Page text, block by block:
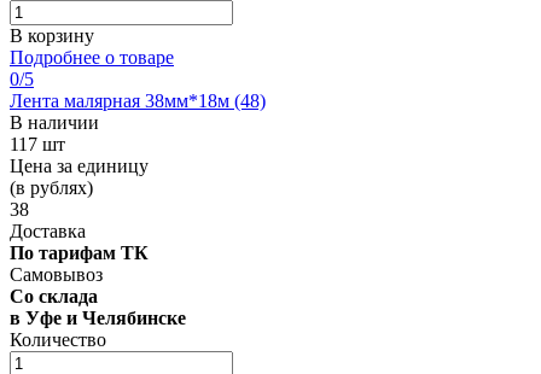
В корзину
Подробнее о товаре
0/5
Лента малярная 38мм*18м (48)
В наличии
117 шт
Цена за единицу
(в рублях)
38
Доставка
По тарифам ТК
Самовывоз
Со склада
в Уфе и Челябинске
Количество